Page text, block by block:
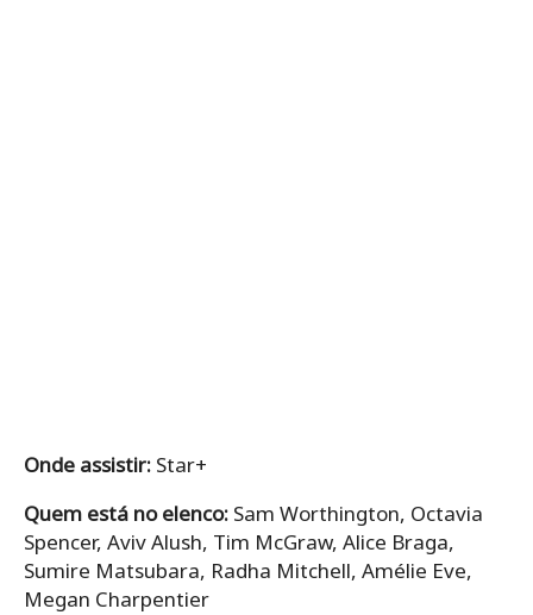
Onde assistir: Star+
Quem está no elenco: Sam Worthington, Octavia
Spencer, Aviv Alush, Tim McGraw, Alice Braga,
Sumire Matsubara, Radha Mitchell, Amélie Eve,
Megan Charpentier